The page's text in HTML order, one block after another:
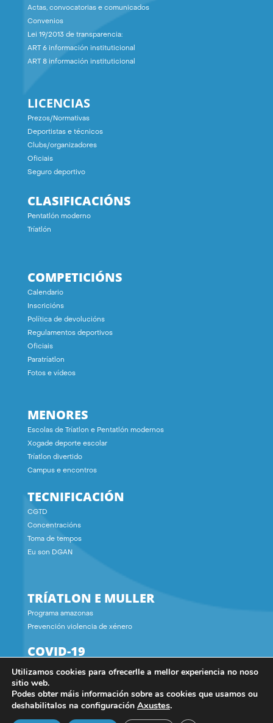
Actas, convocatorias e comunicados
Convenios
Lei 19/2013 de transparencia:
ART 6 información instituticional
ART 8 información instituticional
LICENCIAS
Prezos/Normativas
Deportistas e técnicos
Clubs/organizadores
Oficiais
Seguro deportivo
CLASIFICACIÓNS
Pentatlón moderno
Tríatlón
COMPETICIÓNS
Calendario
Inscricións
Política de devolucións
Regulamentos deportivos
Oficiais
Paratríatlon
Fotos e vídeos
MENORES
Escolas de Tríatlon e Pentatlón modernos
Xogade deporte escolar
Tríatlon divertido
Campus e encontros
TECNIFICACIÓN
CGTD
Concentracións
Toma de tempos
Eu son DGAN
TRÍATLON E MULLER
Programa amazonas
Prevención violencia de xénero
COVID-19
CONTACTO
Utilizamos cookies para ofrecerlle a mellor experiencia no noso
sitio web.
Podes obter máis información sobre as cookies que usamos ou
deshabilitalos na configuración Axustes.